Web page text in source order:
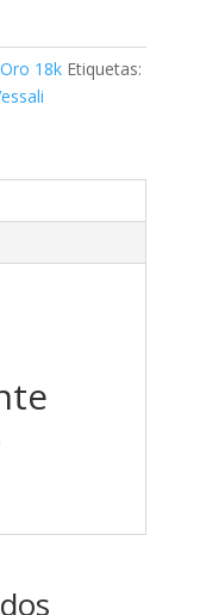
Oro 18k Etiquetas: